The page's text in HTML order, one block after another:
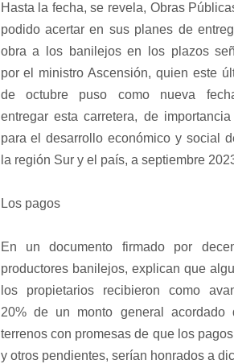
Hasta la fecha, se revela, Obras
podido acertar en sus planes de
obra a los banilejos en los plazos
por el ministro Ascensión, quien este
de octubre puso como nueva
entregar esta carretera, de importancia
para el desarrollo económico y social
la región Sur y el país, a septiembre
Los pagos
En un documento firmado por
productores banilejos, explican que
los propietarios recibieron como
20% de un monto general acordado
terrenos con promesas de que los
y otros pendientes, serían honrados a